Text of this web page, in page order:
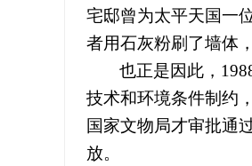
宅邸曾为太平天国一
者用石灰粉刷了墙体
也正是因此，
技术和环境条件制约
国家文物局才审批通
放。